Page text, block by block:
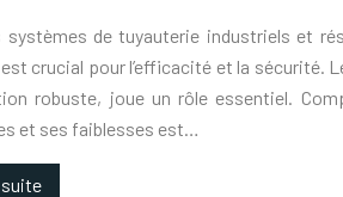
systèmes de tuyauterie industriels et
crucial pour l’efficacité et la sécurité.
robuste, joue un rôle essentiel.
et ses faiblesses est…
suite